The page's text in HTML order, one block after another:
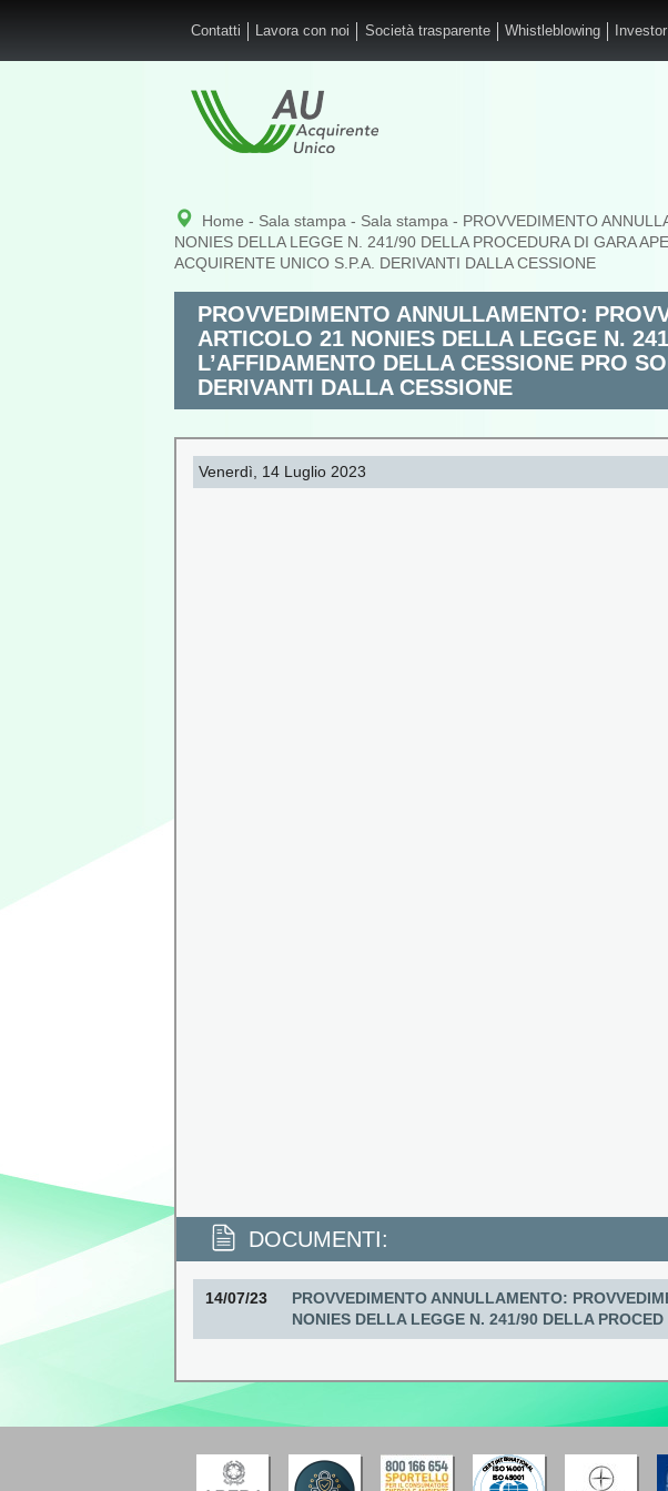
Contatti Lavora con noi Società trasparente Whistleblowing
Home - Sala stampa - Sala stampa - PROVVEDIMENTO
NONIES DELLA LEGGE N. 241/90 DELLA PROCEDURA DI GARA
ACQUIRENTE UNICO S.P.A. DERIVANTI DALLA CESSIONE
PROVVEDIMENTO ANNULLAMENTO:
ARTICOLO 21 NONIES DELLA LEGGE N.
L’AFFIDAMENTO DELLA CESSIONE PRO
DERIVANTI DALLA CESSIONE
Venerdì, 14 Luglio 2023
DOCUMENTI:
14/07/23
PROVVEDIMENTO ANNULLAMENTO:
NONIES DELLA LEGGE N. 241/90 DELLA PROCED